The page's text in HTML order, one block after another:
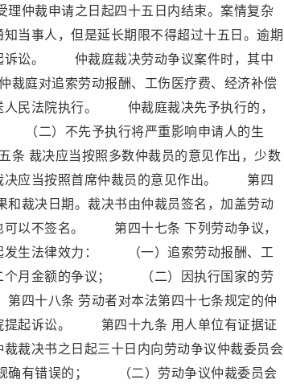
理仲裁申请之日起四十五日内结束。案情复杂
当事人，但是延长期限不得超过十五日。逾期
诉讼。 仲裁庭裁决劳动争议案件时，其中
庭对追索劳动报酬、工伤医疗费、经济补偿
人民法院执行。 仲裁庭裁决先予执行的，
二）不先予执行将严重影响申请人的生
决应当按照多数仲裁员的意见作出，少数
决应当按照首席仲裁员的意见作出。 第四
裁决日期。裁决书由仲裁员签名，加盖劳动
可以不签名。 第四十七条 下列劳动争议，
发生法律效力： （一）追索劳动报酬、工
个月金额的争议； （二）因执行国家的劳
四十八条 劳动者对本法第四十七条规定的仲
提起诉讼。 第四十九条 用人单位有证据证
裁决书之日起三十日内向劳动争议仲裁委员会
确有错误的； （二）劳动争议仲裁委员会